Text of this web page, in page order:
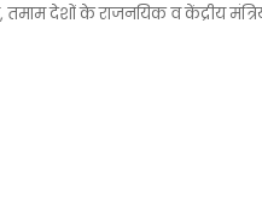
देशों के राजनयिक व केंद्रीय